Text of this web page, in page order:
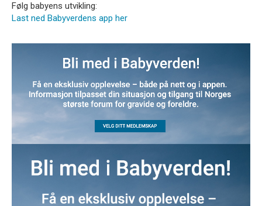
Følg babyens utvikling:
Last ned Babyverdens app her